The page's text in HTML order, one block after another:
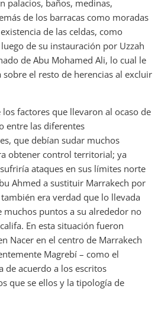
palacios, baños, medinas,
de los barracas como moradas
de las celdas, como
de su instauración por Uzzah
de Abu Mohamed Ali, lo cual le
el resto de herencias al excluir
factores que llevaron al ocaso de
entre las diferentes
que debían sudar muchos
obtener control territorial; ya
ataques en sus límites norte
Ahmed a sustituir Marrakech por
era verdad que lo llevada
muchos puntos a su alrededor no
En esta situación fueron
Nacer en el centro de Marrakech
Magrebí – como el
de acuerdo a los escritos
que se ellos y la tipología de